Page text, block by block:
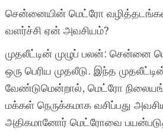
சென்னையின் மெட்ரோ
வளர்ச்சி ஏன் அவசியம்?
முதலீட்டின் முழுப் பலன்: சென்னை
ஒரு பெரிய முதலீடு. இந்த
வேண்டுமென்றால், மெட்ரோ
மக்கள் நெருக்கமாக வசிப்பது
அதிகமானோர் மெட்ரோவை